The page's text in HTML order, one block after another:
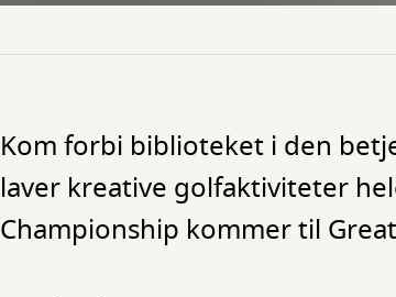
Kom forbi biblioteket i den
laver kreative golfaktiviteter
Championship kommer til